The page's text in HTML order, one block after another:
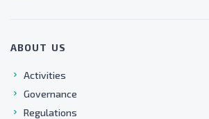
ABOUT US
Activities
Governance
Regulations